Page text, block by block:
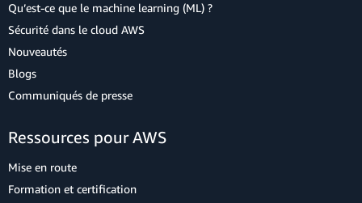
Qu’est-ce que le machine learning (ML) ?
Sécurité dans le cloud AWS
Nouveautés
Blogs
Communiqués de presse
Ressources pour AWS
Mise en route
Formation et certification